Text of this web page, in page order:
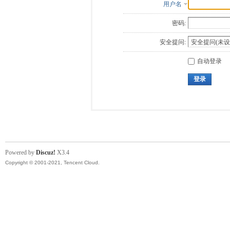
用户名
密码:
安全提问:
自动登录
登录
Powered by Discuz! X3.4
Copyright © 2001-2021, Tencent Cloud.